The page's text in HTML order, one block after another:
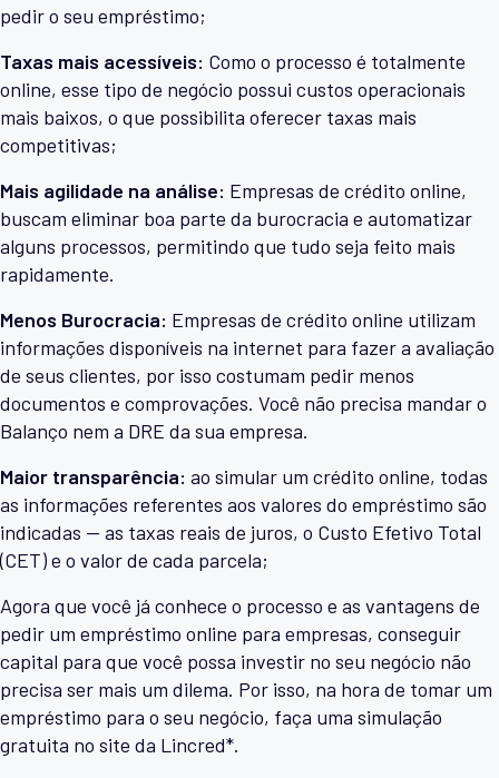
pedir o seu empréstimo;
Taxas mais acessíveis: Como o processo é totalmente
online, esse tipo de negócio possui custos operacionais
mais baixos, o que possibilita oferecer taxas mais
competitivas;
Mais agilidade na análise: Empresas de crédito online,
buscam eliminar boa parte da burocracia e automatizar
alguns processos, permitindo que tudo seja feito mais
rapidamente.
Menos Burocracia: Empresas de crédito online utilizam
informações disponíveis na internet para fazer a avaliação
de seus clientes, por isso costumam pedir menos
documentos e comprovações. Você não precisa mandar o
Balanço nem a DRE da sua empresa.
Maior transparência: ao simular um crédito online, todas
as informações referentes aos valores do empréstimo são
indicadas — as taxas reais de juros, o Custo Efetivo Total
(CET) e o valor de cada parcela;
Agora que você já conhece o processo e as vantagens de
pedir um empréstimo online para empresas, conseguir
capital para que você possa investir no seu negócio não
precisa ser mais um dilema. Por isso, na hora de tomar um
empréstimo para o seu negócio, faça uma simulação
gratuita no site da Lincred*.